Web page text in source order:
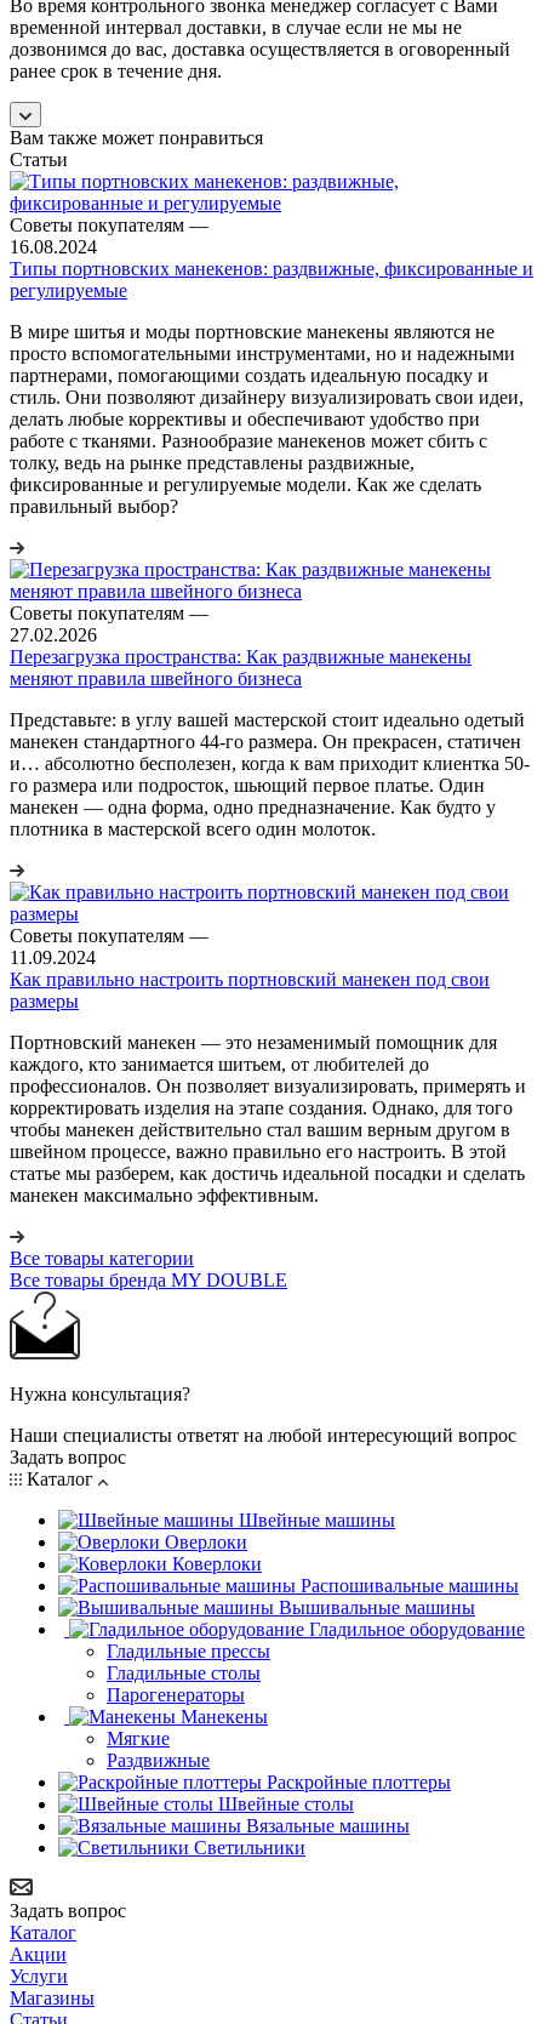
Во время контрольного звонка менеджер согласует с Вами
временной интервал доставки, в случае если не мы не
дозвонимся до вас, доставка осуществляется в оговоренный
ранее срок в течение дня.
Вам также может понравиться
Статьи
Советы покупателям —
16.08.2024
Типы портновских манекенов: раздвижные, фиксированные и
регулируемые
В мире шитья и моды портновские манекены являются не
просто вспомогательными инструментами, но и надежными
партнерами, помогающими создать идеальную посадку и
стиль. Они позволяют дизайнеру визуализировать свои идеи,
делать любые коррективы и обеспечивают удобство при
работе с тканями. Разнообразие манекенов может сбить с
толку, ведь на рынке представлены раздвижные,
фиксированные и регулируемые модели. Как же сделать
правильный выбор?
Советы покупателям —
27.02.2026
Перезагрузка пространства: Как раздвижные манекены
меняют правила швейного бизнеса
Представьте: в углу вашей мастерской стоит идеально одетый
манекен стандартного 44-го размера. Он прекрасен, статичен
и… абсолютно бесполезен, когда к вам приходит клиентка 50-
го размера или подросток, шьющий первое платье. Один
манекен — одна форма, одно предназначение. Как будто у
плотника в мастерской всего один молоток.
Советы покупателям —
11.09.2024
Как правильно настроить портновский манекен под свои
размеры
Портновский манекен — это незаменимый помощник для
каждого, кто занимается шитьем, от любителей до
профессионалов. Он позволяет визуализировать, примерять и
корректировать изделия на этапе создания. Однако, для того
чтобы манекен действительно стал вашим верным другом в
швейном процессе, важно правильно его настроить. В этой
статье мы разберем, как достичь идеальной посадки и сделать
манекен максимально эффективным.
Все товары категории
Все товары бренда MY DOUBLE
Нужна консультация?
Наши специалисты ответят на любой интересующий вопрос
Задать вопрос
Каталог
Швейные машины
Оверлоки
Коверлоки
Распошивальные машины
Вышивальные машины
Гладильное оборудование
Гладильные прессы
Гладильные столы
Парогенераторы
Манекены
Мягкие
Раздвижные
Раскройные плоттеры
Швейные столы
Вязальные машины
Светильники
Задать вопрос
Каталог
Акции
Услуги
Магазины
Статьи